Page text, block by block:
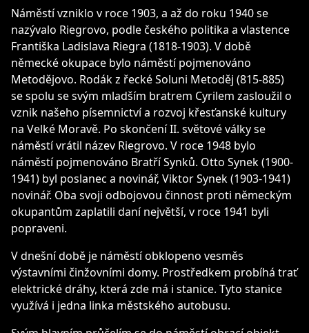
Náměstí vzniklo v roce 1903, a až do roku 1940 se
nazývalo Riegrovo, podle českého politika a vlastence
Františka Ladislava Riegra (1818-1903). V době
německé okupace bylo náměstí pojmenováno
Metodějovo. Rodák z řecké Soluni Metoděj (815-885)
se spolu se svým mladším bratrem Cyrilem zasloužil o
vznik našeho písemnictví a rozvoj křesťanské kultury
na Velké Moravě. Po skončení II. světové války se
náměstí vrátil název Riegrovo. V roce 1948 bylo
náměstí pojmenováno Bratří Synků. Otto Synek (1900-
1941) byl poslanec a novinář, Viktor Synek (1903-1941)
novinář. Oba svoji odbojovou činnost proti německým
okupantům zaplatili daní největší, v roce 1941 byli
popraveni.
V dnešní době je náměstí obklopeno vesměs
výstavními činžovními domy. Prostředkem probíhá trať
elektrické dráhy, která zde má i stanice. Tyto stanice
využívá i jedna linka městského autobusu.